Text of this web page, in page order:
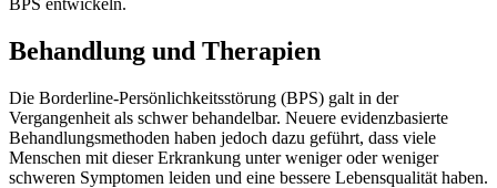
BPS entwickeln.
Behandlung und Therapien
Die Borderline-Persönlichkeitsstörung (BPS) galt in der
Vergangenheit als schwer behandelbar. Neuere evidenzbasierte
Behandlungsmethoden haben jedoch dazu geführt, dass viele
Menschen mit dieser Erkrankung unter weniger oder weniger
schweren Symptomen leiden und eine bessere Lebensqualität haben.